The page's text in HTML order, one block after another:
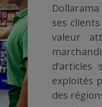
ses
valeur
exploités
des